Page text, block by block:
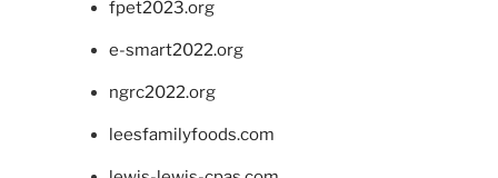
fpet2023.org
e-smart2022.org
ngrc2022.org
leesfamilyfoods.com